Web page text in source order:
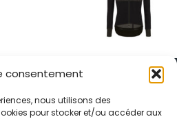
consentement
nous utilisons des
pour stocker et/ou accéder aux